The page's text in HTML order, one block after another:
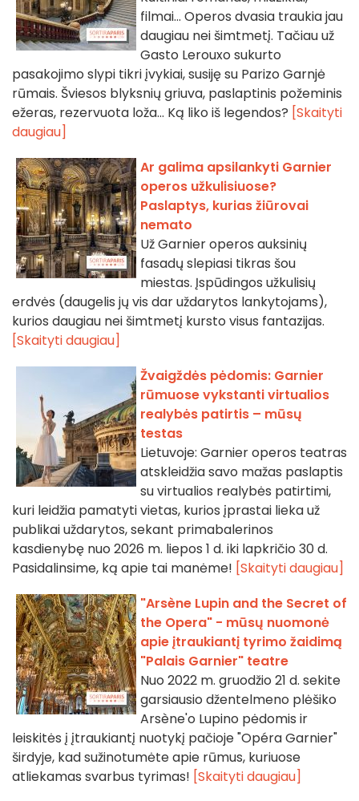
filmai... Operos dvasia traukia jau
daugiau nei šimtmetį. Tačiau už
Gasto Lerouxo sukurto
pasakojimo slypi tikri įvykiai, susiję su Parizo Garnjė
rūmais. Šviesos blyksnių griuva, paslaptinis požeminis
ežeras, rezervuota loža... Ką liko iš legendos? [Skaityti
daugiau]
Ar galima apsilankyti Garnier
operos užkulisiuose?
Paslaptys, kurias žiūrovai
nemato
Už Garnier operos auksinių
fasadų slepiasi tikras šou
miestas. Įspūdingos užkulisių
erdvės (daugelis jų vis dar uždarytos lankytojams),
kurios daugiau nei šimtmetį kursto visus fantazijas.
[Skaityti daugiau]
Žvaigždės pėdomis: Garnier
rūmuose vykstanti virtualios
realybės patirtis – mūsų
testas
Lietuvoje: Garnier operos teatras
atskleidžia savo mažas paslaptis
su virtualios realybės patirtimi,
kuri leidžia pamatyti vietas, kurios įprastai lieka už
publikai uždarytos, sekant primabalerinos
kasdienybę nuo 2026 m. liepos 1 d. iki lapkričio 30 d.
Pasidalinsime, ką apie tai manėme! [Skaityti daugiau]
"Arsène Lupin and the Secret of
the Opera" - mūsų nuomonė
apie įtraukiantį tyrimo žaidimą
"Palais Garnier" teatre
Nuo 2022 m. gruodžio 21 d. sekite
garsiausio džentelmeno plėšiko
Arsène'o Lupino pėdomis ir
leiskitės į įtraukiantį nuotykį pačioje "Opéra Garnier"
širdyje, kad sužinotumėte apie rūmus, kuriuose
atliekamas svarbus tyrimas! [Skaityti daugiau]